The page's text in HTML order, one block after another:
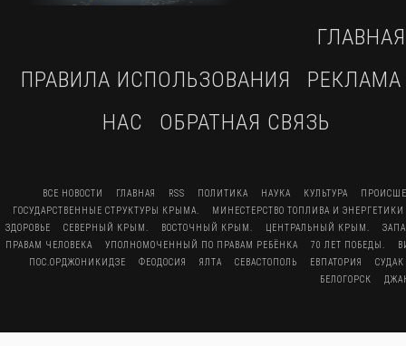
ГЛАВНАЯ
ПРАВИЛА ИСПОЛЬЗОВАНИЯ
РЕКЛАМА
НАС
ОБРАТНАЯ СВЯЗЬ
ВСЕ НОВОСТИ ГЛАВНАЯ RSS ПОЛИТИКА НАУКА КУЛЬТУРА
ГОСУДАРСТВЕННЫЕ СТРУКТУРЫ КРЫМА.
МИНЕСТЕРСТВО ТОПЛИВА И
ЗДОРОВЬЕ
СЕВЕРНЫЙ КРЫМ. ВОСТОЧНЫЙ КРЫМ. ЦЕНТРАЛЬНЫЙ КРЫМ.
ПРАВАМ ЧЕЛОВЕКА
УПОЛНОМОЧЕННЫЙ ПО ПРАВАМ РЕБЁНКА 70 ЛЕТ ПОБЕДЫ.
ПОС.ОРДЖОНИКИДЗЕ
ФЕОДОСИЯ ЯЛТА СЕВАСТОПОЛЬ ЕВПАТОРИЯ
СУДАК
БЕЛОГОРСК